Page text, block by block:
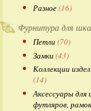
Разное(16)
Фурнитура для
Петли (70)
Замки (43)
Коллекции
(14)
Аксессуары для
футляров,